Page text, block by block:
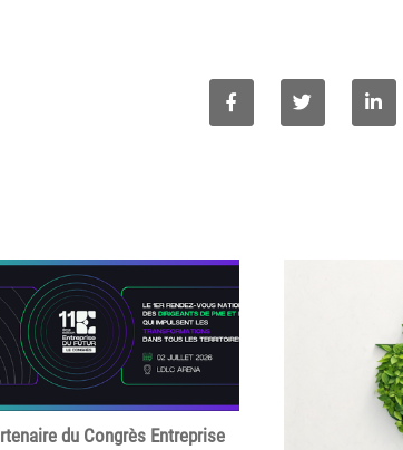
du Congrès Entreprise